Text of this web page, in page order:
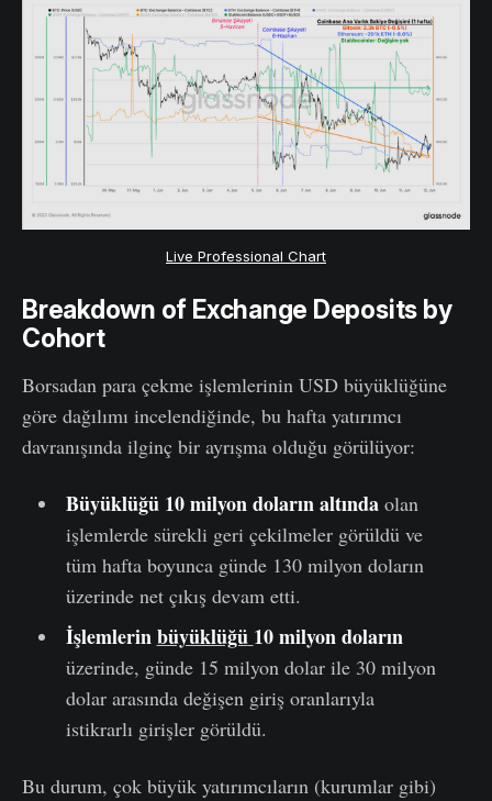
Live Professional Chart
Breakdown of Exchange Deposits by
Cohort
Borsadan para çekme işlemlerinin USD büyüklüğüne
göre dağılımı incelendiğinde, bu hafta yatırımcı
davranışında ilginç bir ayrışma olduğu görülüyor:
Büyüklüğü 10 milyon doların altındaolan
işlemlerde sürekli geri çekilmeler görüldü ve
tüm hafta boyunca günde 130 milyon doların
üzerinde net çıkış devam etti.
İşlemlerin büyüklüğü 10 milyon doların
üzerinde, günde 15 milyon dolar ile 30 milyon
dolar arasında değişen giriş oranlarıyla
istikrarlı girişler görüldü.
Bu durum, çok büyük yatırımcıların (kurumlar gibi)